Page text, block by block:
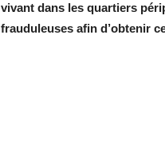
vivant dans les quartiers
frauduleuses afin d’obtenir